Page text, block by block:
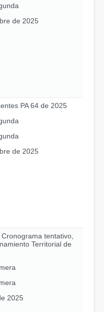
de 2025
PA 64 de 2025
de 2025
tentativo,
Territorial de
2025